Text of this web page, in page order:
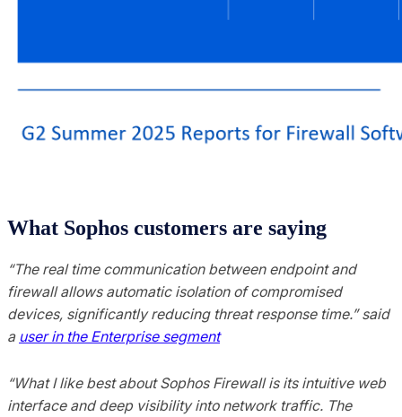
What Sophos customers are saying
“The real time communication between endpoint and
firewall allows automatic isolation of compromised
devices, significantly reducing threat response time.” said
a user in the Enterprise segment
“What I like best about Sophos Firewall is its intuitive web
interface and deep visibility into network traffic. The